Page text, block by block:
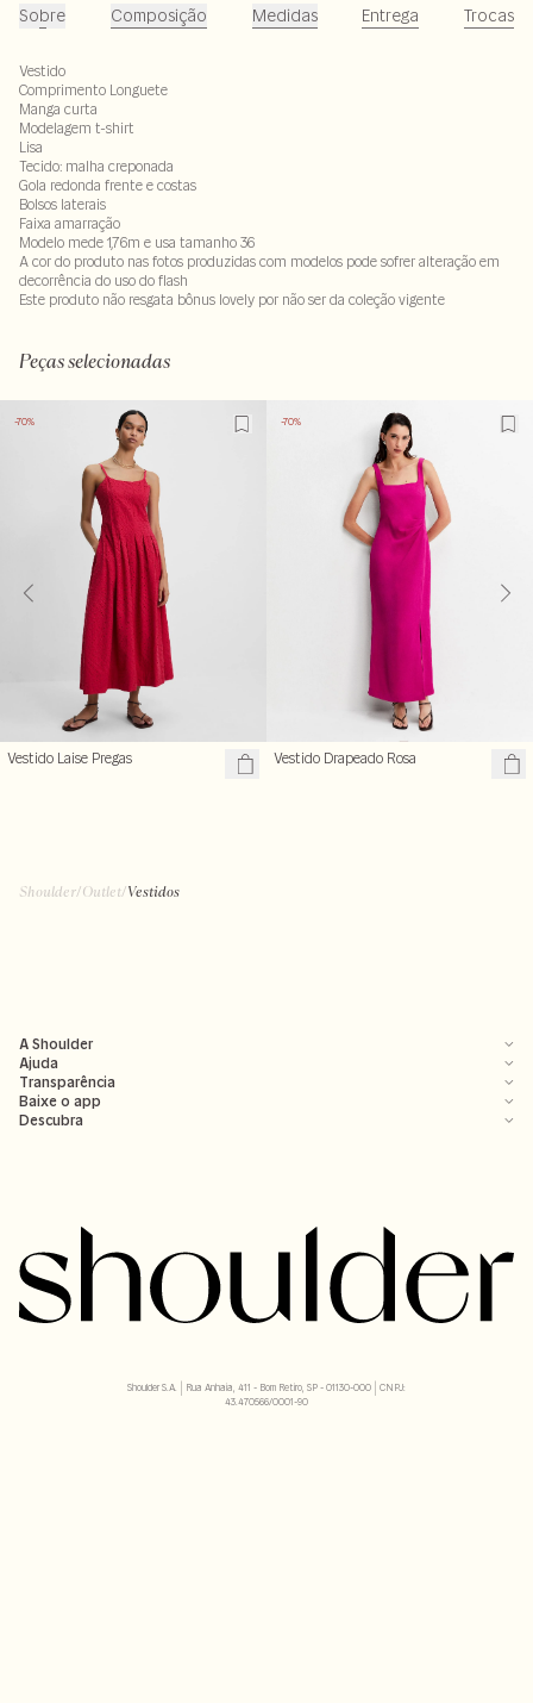
Sobre Composição Medidas Entrega Trocas
Vestido
Comprimento Longuete
Manga curta
Modelagem t-shirt
Lisa
Tecido: malha creponada
Gola redonda frente e costas
Bolsos laterais
Faixa amarração
Modelo mede 1,76m e usa tamanho 36
A cor do produto nas fotos produzidas com modelos pode sofrer alteração em
decorrência do uso do flash
Este produto não resgata bônus lovely por não ser da coleção vigente
Peças selecionadas
-70%
Vestido Laise Pregas
-70%
Vestido Drapeado Rosa
Shoulder/Outlet/Vestidos
A Shoulder
Ajuda
Transparência
Baixe o app
Descubra
Shoulder S.A. | Rua Anhaia, 411 - Bom Retiro, SP - 01130-000 | CNPJ:
43.470566/0001-90